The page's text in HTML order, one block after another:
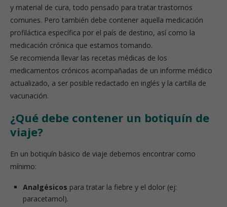
y material de cura, todo pensado para tratar trastornos
comunes. Pero también debe contener aquella medicación
profiláctica específica por el país de destino, así como la
medicación crónica que estamos tomando.
Se recomienda llevar las recetas médicas de los
medicamentos crónicos acompañadas de un informe médico
actualizado, a ser posible redactado en inglés y la cartilla de
vacunación.
¿Qué debe contener un botiquín de
viaje?
En un botiquín básico de viaje debemos encontrar como
mínimo:
Analgésicos para tratar la fiebre y el dolor (ej:
paracetamol).